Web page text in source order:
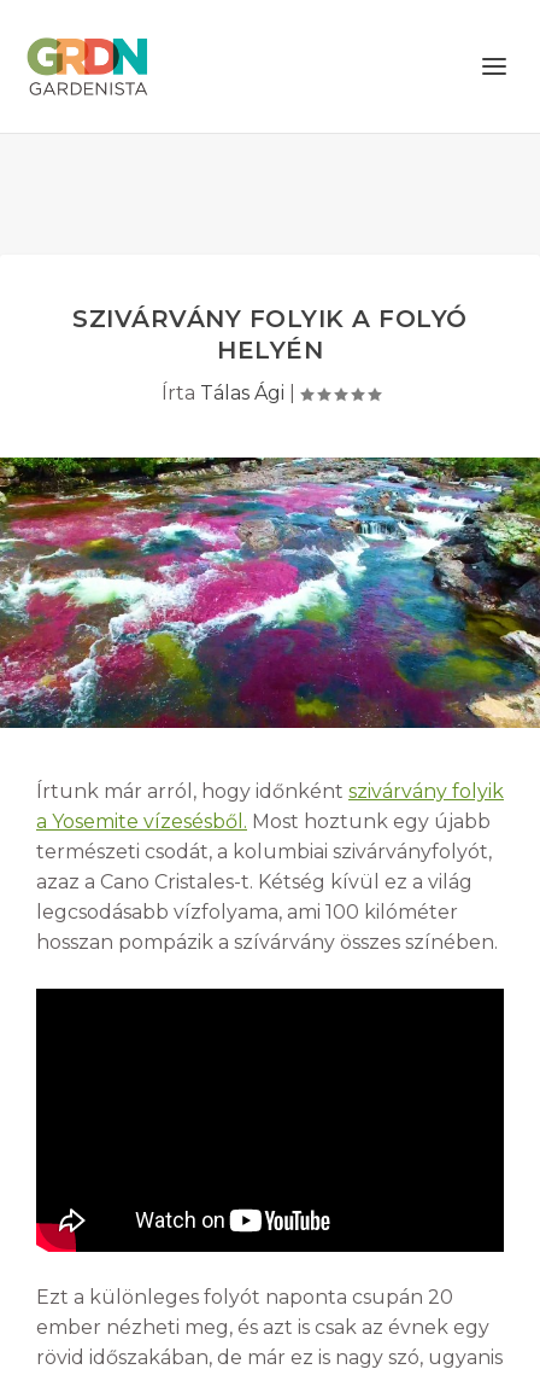
SZIVÁRVÁNY FOLYIK A FOLYÓ
HELYÉN
Írta Tálas Ági
Írtunk már arról, hogy időnként szivárvány folyik
a Yosemite vízesésből. Most hoztunk egy újabb
természeti csodát, a kolumbiai szivárványfolyót,
azaz a Cano Cristales-t. Kétség kívül ez a világ
legcsodásabb vízfolyama, ami 100 kilóméter
hosszan pompázik a szívárvány összes színében.
Ezt a különleges folyót naponta csupán 20
ember nézheti meg, és azt is csak az évnek egy
rövid időszakában, de már ez is nagy szó, ugyanis